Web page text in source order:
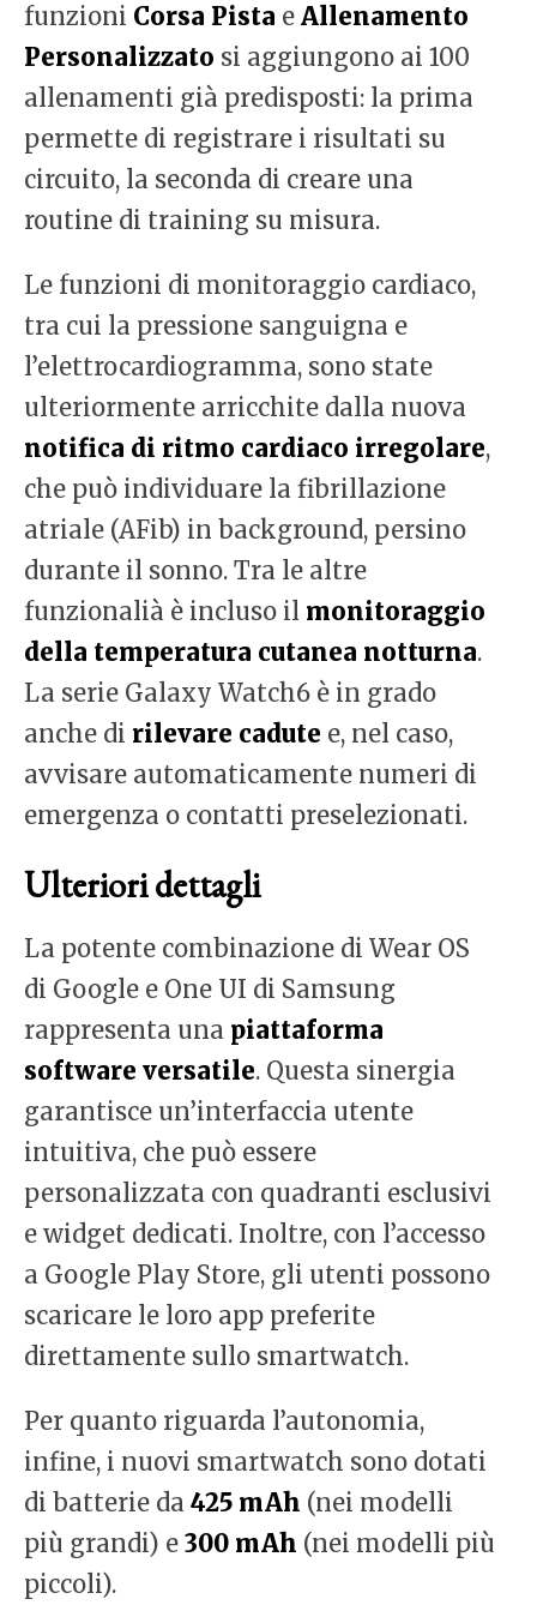
funzioni Corsa Pista e Allenamento
Personalizzato si aggiungono ai 100
allenamenti già predisposti: la prima
permette di registrare i risultati su
circuito, la seconda di creare una
routine di training su misura.
Le funzioni di monitoraggio cardiaco,
tra cui la pressione sanguigna e
l’elettrocardiogramma, sono state
ulteriormente arricchite dalla nuova
notifica di ritmo cardiaco irregolare,
che può individuare la fibrillazione
atriale (AFib) in background, persino
durante il sonno. Tra le altre
funzionalià è incluso il monitoraggio
della temperatura cutanea notturna.
La serie Galaxy Watch6 è in grado
anche di rilevare cadute e, nel caso,
avvisare automaticamente numeri di
emergenza o contatti preselezionati.
Ulteriori dettagli
La potente combinazione di Wear OS
di Google e One UI di Samsung
rappresenta una piattaforma
software versatile. Questa sinergia
garantisce un’interfaccia utente
intuitiva, che può essere
personalizzata con quadranti esclusivi
e widget dedicati. Inoltre, con l’accesso
a Google Play Store, gli utenti possono
scaricare le loro app preferite
direttamente sullo smartwatch.
Per quanto riguarda l’autonomia,
infine, i nuovi smartwatch sono dotati
di batterie da 425 mAh (nei modelli
più grandi) e 300 mAh (nei modelli più
piccoli).